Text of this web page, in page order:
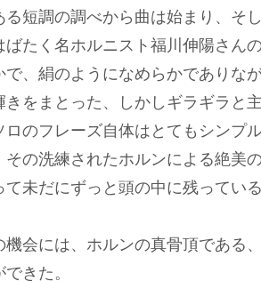
短調の調べから曲は始まり、そ
たく名ホルニスト福川伸陽さん
、絹のようになめらかでありな
きをまとった、しかしギラギラと
のフレーズ自体はとてもシンプ
その洗練されたホルンによる絶美
て未だにずっと頭の中に残っている
会には、ホルンの真骨頂である
きた。